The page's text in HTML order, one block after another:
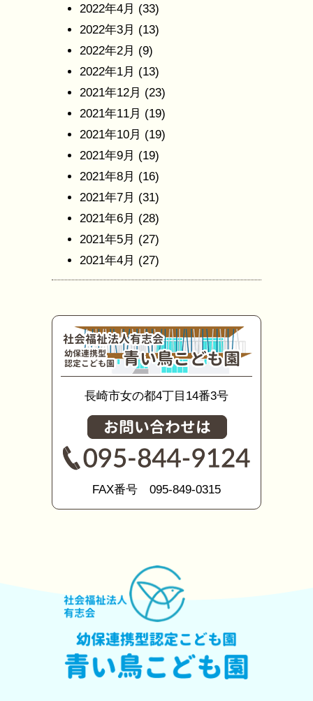
2022年4月 (33)
2022年3月 (13)
2022年2月 (9)
2022年1月 (13)
2021年12月 (23)
2021年11月 (19)
2021年10月 (19)
2021年9月 (19)
2021年8月 (16)
2021年7月 (31)
2021年6月 (28)
2021年5月 (27)
2021年4月 (27)
長崎市女の都4丁目14番3号
FAX番号 095-849-0315